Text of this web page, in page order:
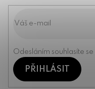
Odesláním souhlasíte se
PŘIHLÁSIT